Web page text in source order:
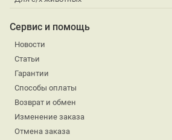
Сервис и помощь
Новости
Статьи
Гарантии
Способы оплаты
Возврат и обмен
Изменение заказа
Отмена заказа